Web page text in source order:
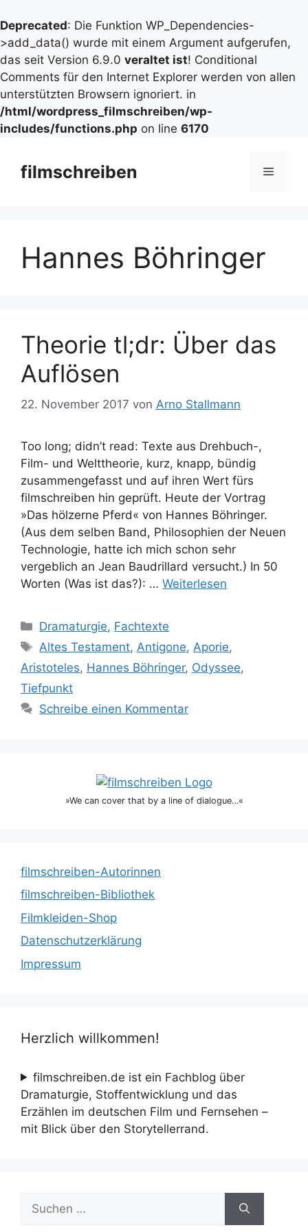
Deprecated: Die Funktion WP_Dependencies-
>add_data() wurde mit einem Argument aufgerufen,
das seit Version 6.9.0 veraltet ist! Conditional
Comments für den Internet Explorer werden von allen
unterstützten Browsern ignoriert. in
/html/wordpress_filmschreiben/wp-
includes/functions.php on line 6170
Inhalt
springen
filmschreiben Menü
Hannes Böhringer
Theorie tl;dr: Über das
Auflösen
22. November 2017 von Arno Stallmann
Too long; didn’t read: Texte aus Drehbuch-,
Film- und Welttheorie, kurz, knapp, bündig
zusammengefasst und auf ihren Wert fürs
filmschreiben hin geprüft. Heute der Vortrag
»Das hölzerne Pferd« von Hannes Böhringer.
(Aus dem selben Band, Philosophien der Neuen
Technologie, hatte ich mich schon sehr
vergeblich an Jean Baudrillard versucht.) In 50
Worten (Was ist das?): … Weiterlesen
Kategorien
Dramaturgie, Fachtexte
Schlagwörter
Altes Testament, Antigone, Aporie,
Aristoteles, Hannes Böhringer, Odyssee,
Tiefpunkt
Schreibe einen Kommentar
»We can cover that by a line of dialogue…«
filmschreiben-Autorinnen
filmschreiben-Bibliothek
Filmkleiden-Shop
Datenschutzerklärung
Impressum
Herzlich willkommen!
filmschreiben.de ist ein Fachblog über
Dramaturgie, Stoffentwicklung und das
Erzählen im deutschen Film und Fernsehen –
mit Blick über den Storytellerrand.
nach: